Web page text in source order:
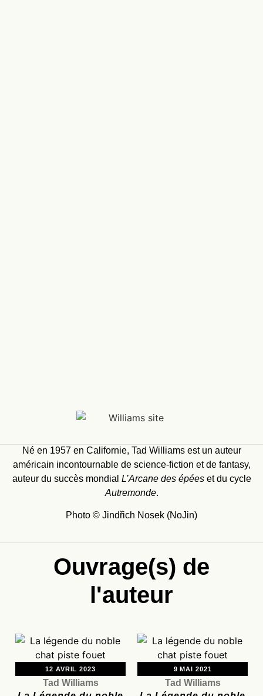
Né en 1957 en Californie, Tad Williams est un auteur
américain incontournable de science-fiction et de fantasy,
auteur du succès mondial L’Arcane des épéeset du cycle
Autremonde.
Photo © Jindřich Nosek (NoJin)
Ouvrage(s) de
l'auteur
12 AVRIL 2023
Tad Williams
9 MAI 2021
Tad Williams